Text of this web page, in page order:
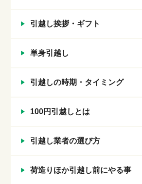
引越し挨拶・ギフト
単身引越し
引越しの時期・タイミング
100円引越しとは
引越し業者の選び方
荷造りほか引越し前にやる事